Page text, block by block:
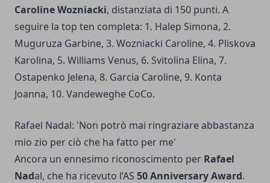
Caroline Wozniacki, distanziata di 150 punti. A
seguire la top ten completa: 1. Halep Simona, 2.
Muguruza Garbine, 3. Wozniacki Caroline, 4. Pliskova
Karolina, 5. Williams Venus, 6. Svitolina Elina, 7.
Ostapenko Jelena, 8. Garcia Caroline, 9. Konta
Joanna, 10. Vandeweghe CoCo.
Rafael Nadal: 'Non potrò mai ringraziare abbastanza
mio zio per ciò che ha fatto per me'
Ancora un ennesimo riconoscimento per Rafael
Nadal, che ha ricevuto l’AS 50 Anniversary Award.